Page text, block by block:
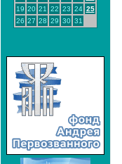
19 20 21 22 23 24 25
26 27 28 29 30 31